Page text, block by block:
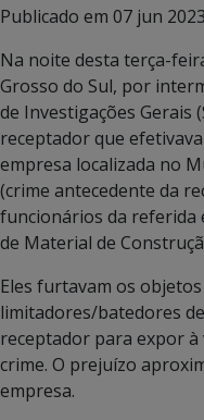
Publicado em 07 jun 2023
Na noite desta terça-
Grosso do Sul, por
de Investigações Gerais
receptador que
empresa localizada no
(crime antecedente da
funcionários da referida
de Material de
Eles furtavam os objetos
limitadores/batedores
receptador para expor
crime. O prejuízo
empresa.